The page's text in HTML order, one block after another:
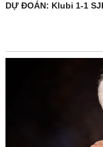
DỰ ĐOÁN: Klubi 1-1